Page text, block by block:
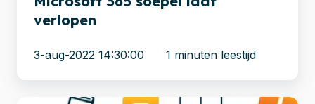
verlopen
3-aug-2022 14:30:00 1 minuten leestijd